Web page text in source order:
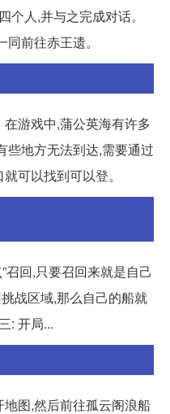
个人,并与之完成对话。
前往赤王遗。
游戏中,蒲公英海有许多
些地方无法到达,需要通过
可以找到可以登。
召回,只要召回来就是自己
战区域,那么自己的船就
: 开局...
图,然后前往孤云阁浪船